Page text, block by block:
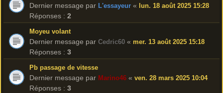
Dernier message par L'essayeur « lun. 18 août 2025 15:28
Réponses : 2
Moyeu volant
Dernier message par Cedric60 « mer. 13 août 2025 15:18
Réponses : 3
Pb passage de vitesse
Dernier message par Marino46 « ven. 28 mars 2025 10:04
Réponses : 3